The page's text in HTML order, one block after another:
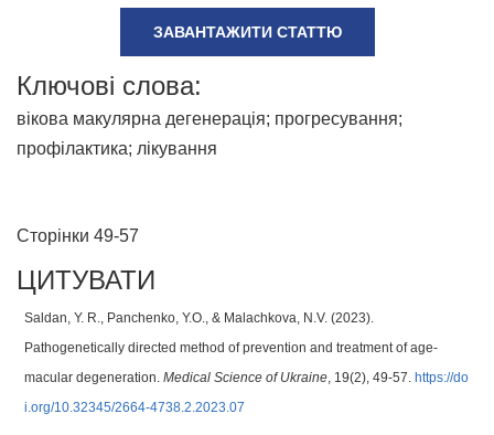
ЗАВАНТАЖИТИ СТАТТЮ
Ключові слова:
вікова макулярна дегенерація; прогресування;
профілактика; лікування
Сторінки 49-57
ЦИТУВАТИ
Saldan, Y. R., Panchenko, Y.O., & Malachkova, N.V. (2023).
Pathogenetically directed method of prevention and treatment of age-
macular degeneration. Medical Science of Ukraine, 19(2), 49-57. https://do
i.org/10.32345/2664-4738.2.2023.07